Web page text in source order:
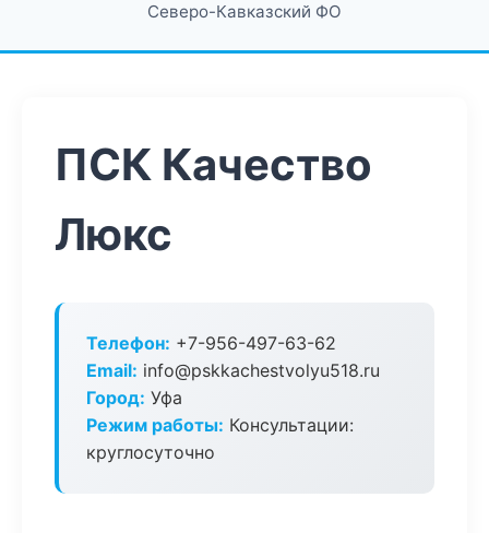
Северо-Кавказский ФО
ПСК Качество
Люкс
Телефон: +7-956-497-63-62
Email: info@pskkachestvolyu518.ru
Город: Уфа
Режим работы: Консультации:
круглосуточно